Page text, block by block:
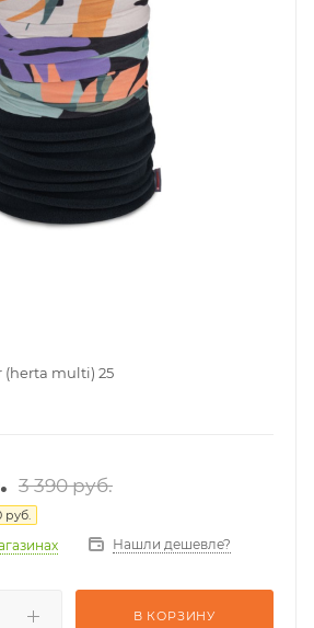
(herta multi) 25
3 390руб.
руб.
Нашли дешевле?
В КОРЗИНУ